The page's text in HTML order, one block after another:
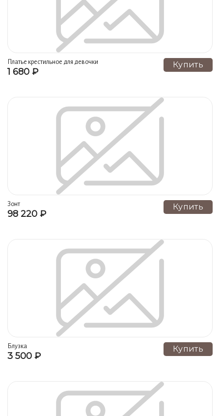
Платье крестильное для девочки
1 680 ₽
Купить
Зонт
98 220 ₽
Купить
Блузка
3 500 ₽
Купить